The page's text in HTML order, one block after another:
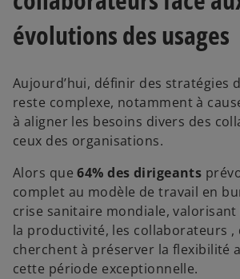
évolutions des usages
Aujourd’hui, définir des stratégies
reste complexe, notamment à
à aligner les besoins divers des
ceux des organisations.
Alors que 64% des dirigeants
complet au modèle de travail en
crise sanitaire mondiale,
la productivité, les collaborateurs ,
cherchent à préserver la flexibilité
cette période exceptionnelle.